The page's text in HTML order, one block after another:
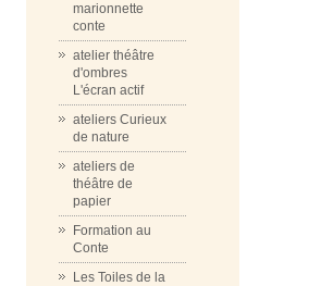
marionnette
conte
atelier théâtre
d'ombres
L'écran actif
ateliers Curieux
de nature
ateliers de
théâtre de
papier
Formation au
Conte
Les Toiles de la